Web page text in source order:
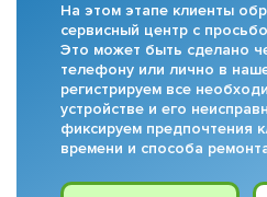
На этом этапе клиенты
сервисный центр с
Это может быть сделано
телефону или лично в
регистрируем все
устройстве и его
фиксируем предпочтения
времени и способа